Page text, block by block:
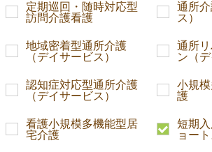
定期巡回・随時対応型
訪問介護看護
通所
ス）
地域密着型通所介護
（デイサービス）
通所
ン（デ
認知症対応型通所介護
（デイサービス）
小規
護
看護小規模多機能型居
宅介護
短期
ョート